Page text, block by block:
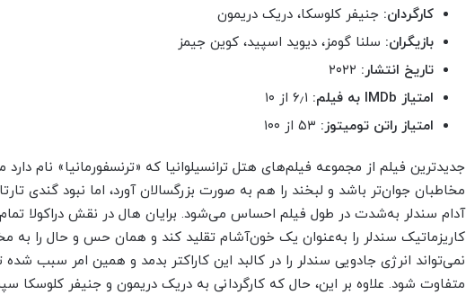
کارگردان: جنیفر کلوسکا، دریک دریمون
بازیگران: سلنا گومز، دیوید اسپید، کوین جیمز
تاریخ انتشار:
امتیاز IMDb به فیلم:
امتیاز راتن تومیتوز:
جدیدترین فیلم از مجموعه فیلم‌های هتل ترانسیلوانیا که «ترنسفورمانیا» نام
مخاطبان جوان‌تر باشد و لبخند را هم به‌ صورت بزرگسالان آورد، اما نبود گندی
آدام سندلر به‌‌شدت در طول فیلم احساس می‌شود. برایان هال در نقش دراکولا
کاریزماتیک سندلر را به‌‌عنوان یک خون‌آشام تقلید کند و همان حس و حال را به
نمی‌تواند انرژی جادویی سندلر را در کالبد این کاراکتر بدمد و همین امر سبب شده
متفاوت شود. علاوه‌ بر این، حال که کارگردانی به دریک دریمون و جنیفر کلوسکا